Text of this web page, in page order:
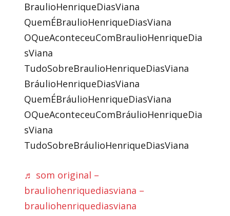
BraulioHenriqueDiasViana
QuemÉBraulioHenriqueDiasViana
OQueAconteceuComBraulioHenriqueDia
sViana
TudoSobreBraulioHenriqueDiasViana
BráulioHenriqueDiasViana
QuemÉBráulioHenriqueDiasViana
OQueAconteceuComBráulioHenriqueDia
sViana
TudoSobreBráulioHenriqueDiasViana
♬ som original –
brauliohenriquediasviana –
brauliohenriquediasviana